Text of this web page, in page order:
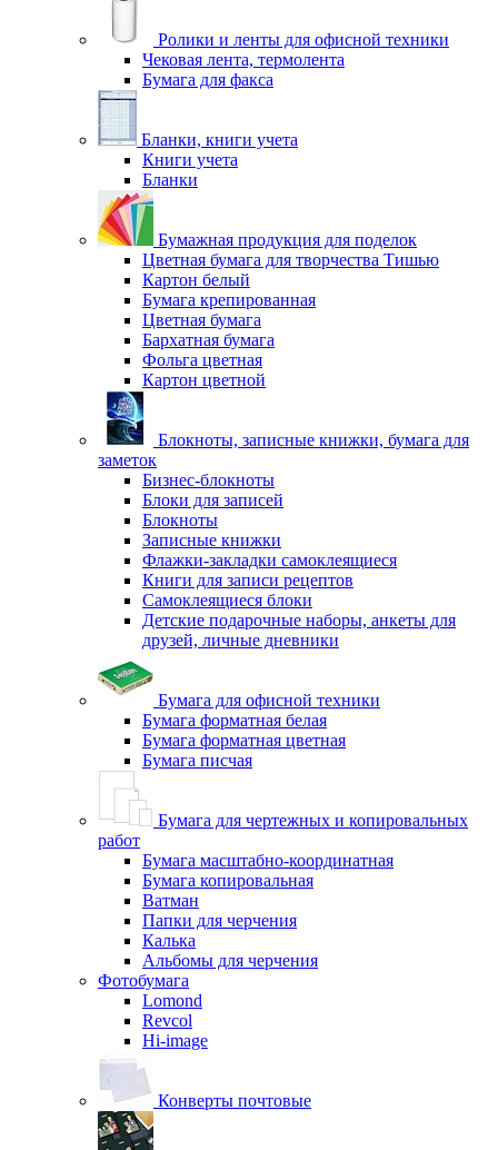
Ролики и ленты для офисной техники
Чековая лента, термолента
Бумага для факса
Бланки, книги учета
Книги учета
Бланки
Бумажная продукция для поделок
Цветная бумага для творчества Тишью
Картон белый
Бумага крепированная
Цветная бумага
Бархатная бумага
Фольга цветная
Картон цветной
Блокноты, записные книжки, бумага для
заметок
Бизнес-блокноты
Блоки для записей
Блокноты
Записные книжки
Флажки-закладки самоклеящиеся
Книги для записи рецептов
Самоклеящиеся блоки
Детские подарочные наборы, анкеты для
друзей, личные дневники
Бумага для офисной техники
Бумага форматная белая
Бумага форматная цветная
Бумага писчая
Бумага для чертежных и копировальных
работ
Бумага масштабно-координатная
Бумага копировальная
Ватман
Папки для черчения
Калька
Альбомы для черчения
Фотобумага
Lomond
Revcol
Hi-image
Конверты почтовые